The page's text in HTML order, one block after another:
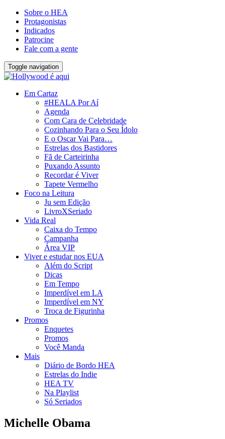
Sobre o HEA
Protagonistas
Indicados
Patrocine
Fale com a gente
Toggle navigation
Em Cartaz
#HEALA Por Aí
Agenda
Com Cara de Celebridade
Cozinhando Para o Seu Ídolo
E o Oscar Vai Para…
Estrelas dos Bastidores
Fã de Carteirinha
Puxando Assunto
Recordar é Viver
Tapete Vermelho
Foco na Leitura
Ju sem Edição
LivroXSeriado
Vida Real
Caixa do Tempo
Campanha
Área VIP
Viver e estudar nos EUA
Além do Script
Dicas
Em Tempo
Imperdível em LA
Imperdível em NY
Troca de Figurinha
Promos
Enquetes
Promos
Você Manda
Mais
Diário de Bordo HEA
Estrelas do Indie
HEA TV
Na Playlist
Só Seriados
Michelle Obama